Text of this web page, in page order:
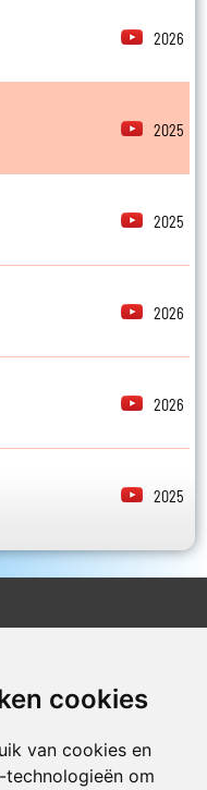
cookies
van cookies en
om
2026
2025
2025
2026
2026
2025